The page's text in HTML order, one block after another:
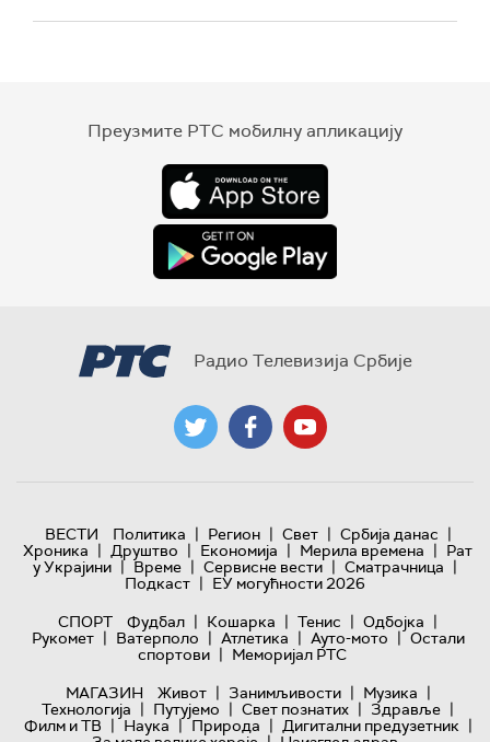
Преузмите РТС мобилну апликацију
Радио Телевизија Србије
ВЕСТИ Политика | Регион | Свет | Србија данас |
Хроника | Друштво | Економија | Мерила времена | Рат
у Украјини | Време | Сервисне вести | Сматрачница |
Подкаст | ЕУ могућности 2026
СПОРТ
Фудбал | Кошарка | Тенис | Одбојка |
Рукомет | Ватерполо | Атлетика | Ауто-мото | Остали
спортови | Меморијал РТС
МАГАЗИН
Живот | Занимљивости | Музика |
Технологијa | Путујемо | Свет познатих | Здравље |
Филм и ТВ | Наука | Природа | Дигитални предузетник |